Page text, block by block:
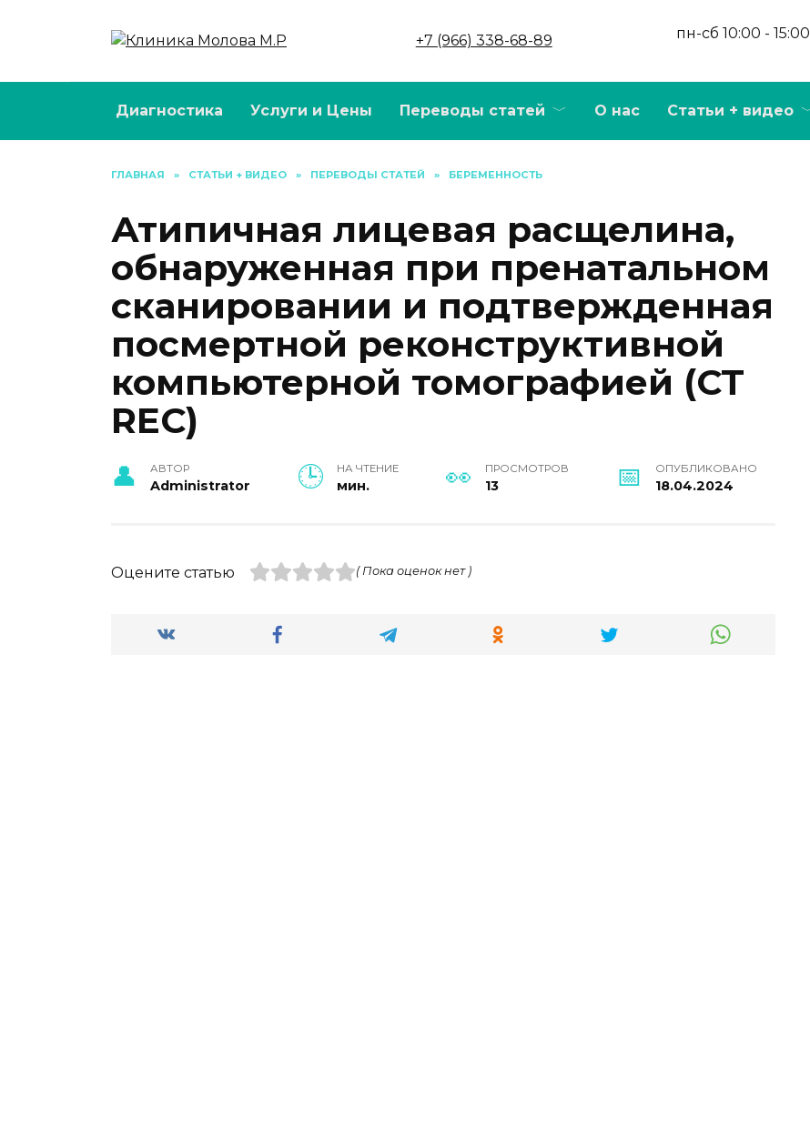
+7 (966) 338-68-89 пн-сб 10:00 - 15:00
Диагностика Услуги и Цены Переводы статей О нас Статьи + видео
ГЛАВНАЯ » СТАТЬИ + ВИДЕО » ПЕРЕВОДЫ СТАТЕЙ » БЕРЕМЕННОСТЬ
Атипичная лицевая расщелина,
обнаруженная при пренатальном
сканировании и подтвержденная
посмертной реконструктивной
компьютерной томографией (CT
REC)
АВТОР
Administrator
НА ЧТЕНИЕ
мин.
ПРОСМОТРОВ
13
ОПУБЛИКОВАНО
18.04.2024
Оцените статью ( Пока оценок нет )